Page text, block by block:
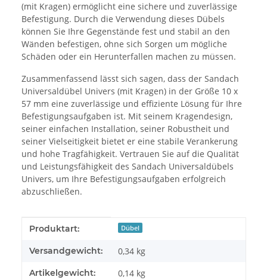
(mit Kragen) ermöglicht eine sichere und zuverlässige
Befestigung. Durch die Verwendung dieses Dübels
können Sie Ihre Gegenstände fest und stabil an den
Wänden befestigen, ohne sich Sorgen um mögliche
Schäden oder ein Herunterfallen machen zu müssen.
Zusammenfassend lässt sich sagen, dass der Sandach
Universaldübel Univers (mit Kragen) in der Größe 10 x
57 mm eine zuverlässige und effiziente Lösung für Ihre
Befestigungsaufgaben ist. Mit seinem Kragendesign,
seiner einfachen Installation, seiner Robustheit und
seiner Vielseitigkeit bietet er eine stabile Verankerung
und hohe Tragfähigkeit. Vertrauen Sie auf die Qualität
und Leistungsfähigkeit des Sandach Universaldübels
Univers, um Ihre Befestigungsaufgaben erfolgreich
abzuschließen.
Produkteigenschaft
Wert
Produktart: Dübel
Versandgewicht: 0,34 kg
Artikelgewicht: 0,14 kg